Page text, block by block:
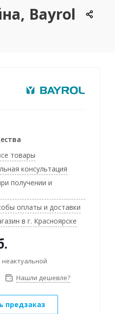
Bayrol
товары
консультация
получении и
оплаты и доставки
в г. Красноярске
Нашли дешевле?
предзаказ